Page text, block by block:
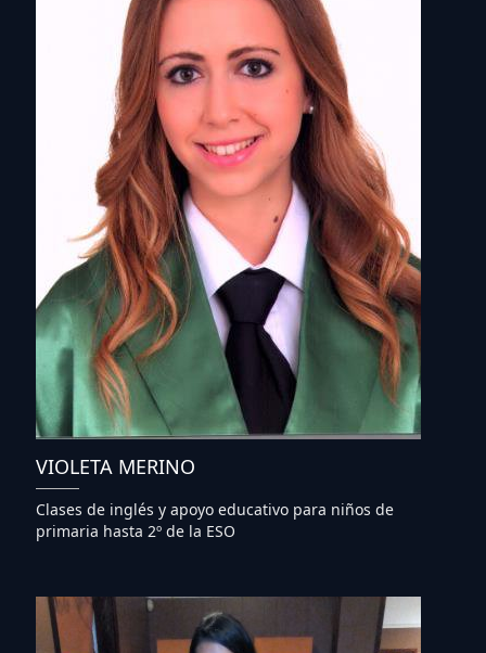
VIOLETA MERINO
Clases de inglés y apoyo educativo para niños de
primaria hasta 2º de la ESO